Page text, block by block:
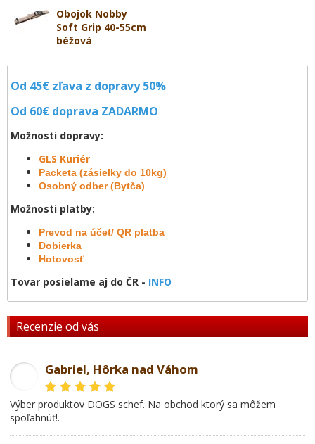
Od 45€ zľava z dopravy 50%
Od 60€ doprava ZADARMO
Možnosti dopravy:
GLS Kuriér
Packeta (zásielky do 10kg)
Osobný odber (Bytča)
Možnosti platby:
Prevod na účet/ QR platba
Dobierka
Hotovosť
Tovar posielame aj do ČR - INFO
Recenzie od vás
Gabriel, Hôrka nad Váhom
Výber produktov DOGS schef. Na obchod ktorý sa môžem
spoľahnúť!.
Obojok Nobby
Soft Grip 40-55cm
béžová